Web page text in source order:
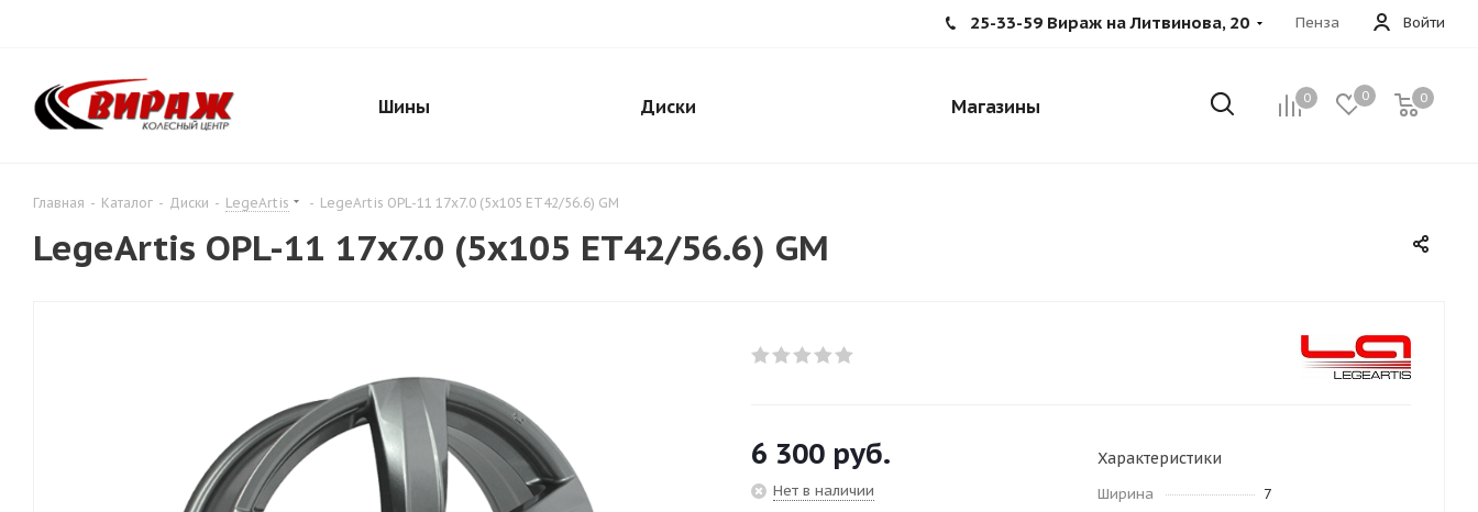
Войти
Пенза
25-33-59 Вираж на Литвинова, 20
0 0 0
Шины Диски Магазины
Главная - Каталог - Диски - LegeArtis - LegeArtis OPL-11 17x7.0 (5x105 ЕT42/56.6) GM
LegeArtis OPL-11 17x7.0 (5x105 ЕT42/56.6) GM
6 300 руб.
Нет в наличии
Характеристики
Ширина
7